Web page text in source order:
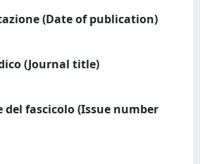
(Date of publication)
(Journal title)
del fascicolo (Issue number